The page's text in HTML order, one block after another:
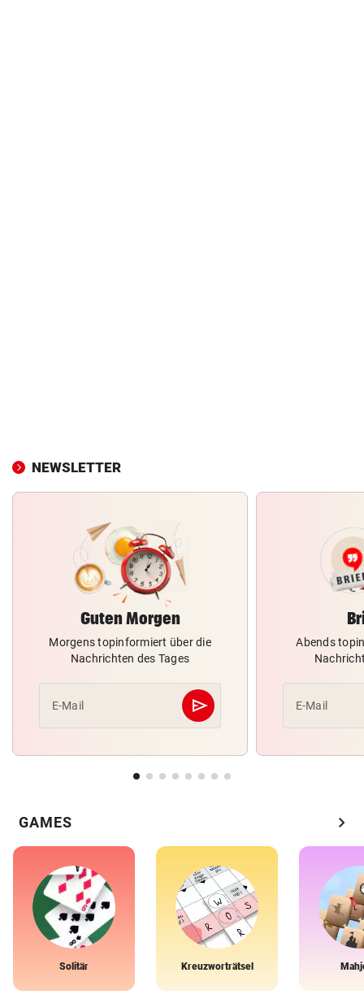
NEWSLETTER
Guten Morgen
Morgens topinformiert über die
Nachrichten des Tages
E-Mail send
Abschicken
Abends
E-Mail
GAMES chevron_right
Solitär Kreuzworträtsel